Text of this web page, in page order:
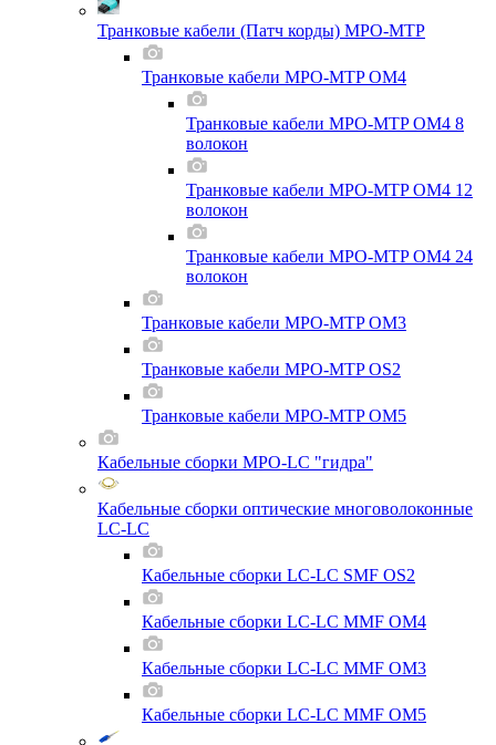
Транковые кабели (Патч корды) MPO-MTP
Транковые кабели MPO-MTP OM4
Транковые кабели MPO-MTP OM4 8
волокон
Транковые кабели MPO-MTP OM4 12
волокон
Транковые кабели MPO-MTP OM4 24
волокон
Транковые кабели MPO-MTP OM3
Транковые кабели MPO-MTP OS2
Транковые кабели MPO-MTP OM5
Кабельные сборки MPO-LC "гидра"
Кабельные сборки оптические многоволоконные
LC-LC
Кабельные сборки LC-LC SMF OS2
Кабельные сборки LC-LC MMF OM4
Кабельные сборки LC-LC MMF OM3
Кабельные сборки LC-LC MMF OM5